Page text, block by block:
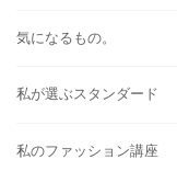
気になるもの。
私が選ぶスタンダード
私のファッション講座